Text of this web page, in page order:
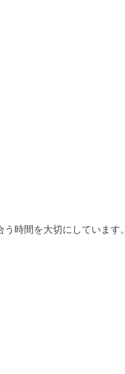
時間を大切にしています。